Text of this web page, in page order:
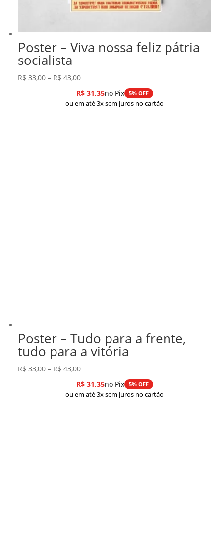
Poster – Viva nossa feliz pátria
socialista
R$ 33,00 – R$ 43,00Faixa
de
preço:
R$31,35no Pix 5% OFF
ou em até 3x sem juros no cartão
Poster – Tudo para a frente,
tudo para a vitória
R$ 33,00 – R$ 43,00Faixa
de
preço:
R$31,35no Pix 5% OFF
ou em até 3x sem juros no cartão